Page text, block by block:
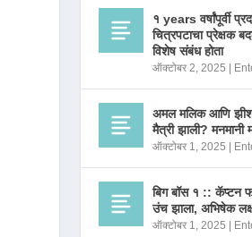
१ years वर्षांपूर्वी
चित्रपटाचा प्रेक्षक
विशेष संबंध होता
ऑक्टोबर 2, 2025
अमल मलिक आणि
मैत्री झाली?
ऑक्टोबर 1, 2025
बिग बॉस १ :: कॅप्टन
उंच झाला, अभिषेक
ऑक्टोबर 1, 2025